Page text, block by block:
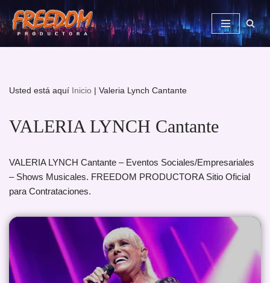
Saltar
al
Usted está aquí Inicio | Valeria Lynch Cantante
VALERIA LYNCH Cantante
VALERIA LYNCH Cantante – Eventos Sociales/Empresariales
– Shows Musicales. FREEDOM PRODUCTORA Sitio Oficial
para Contrataciones.